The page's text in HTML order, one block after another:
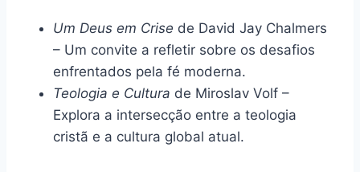
Um Deus em Crise de David Jay Chalmers
– Um convite a refletir sobre os desafios
enfrentados pela fé moderna.
Teologia e Cultura de Miroslav Volf –
Explora a intersecção entre a teologia
cristã e a cultura global atual.